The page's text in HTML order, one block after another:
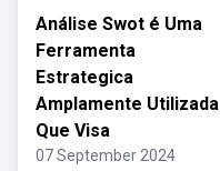
Análise Swot é Uma
Ferramenta
Estrategica
Amplamente Utilizada
Que Visa
07 September 2024